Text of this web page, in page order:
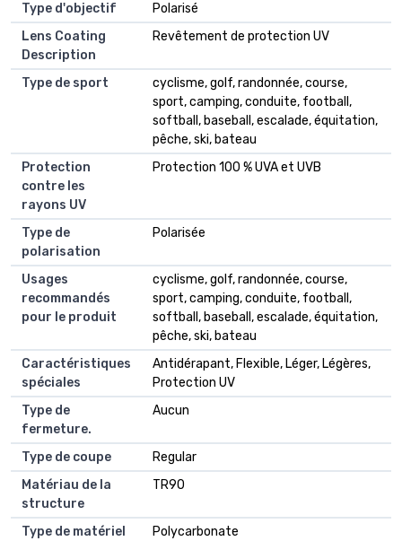
Type d'objectif
Polarisé
Lens Coating
Description
Revêtement de protection UV
Type de sport
cyclisme, golf, randonnée, course,
sport, camping, conduite, football,
softball, baseball, escalade, équitation,
pêche, ski, bateau
Protection
contre les
rayons UV
Protection 100 % UVA et UVB
Type de
polarisation
Polarisée
Usages
recommandés
pour le produit
cyclisme, golf, randonnée, course,
sport, camping, conduite, football,
softball, baseball, escalade, équitation,
pêche, ski, bateau
Caractéristiques
spéciales
Antidérapant, Flexible, Léger, Légères,
Protection UV
Type de
fermeture.
Aucun
Type de coupe
Regular
Matériau de la
structure
TR90
Type de matériel
Polycarbonate